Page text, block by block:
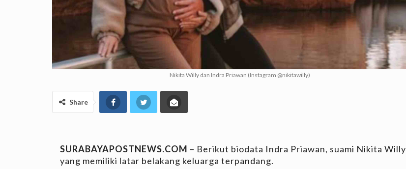
Nikita Willy dan Indra Priawan (Instagram @nikitawilly)
Share
SURABAYAPOSTNEWS.COM – Berikut biodata Indra Priawan, suami Nikita Willy
yang memiliki latar belakang keluarga terpandang.